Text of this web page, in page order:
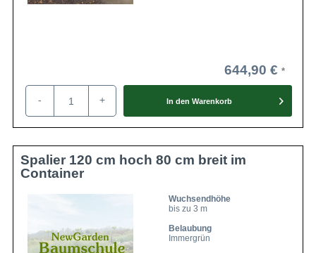
644,90 €
- + In den Warenkorb
Spalier 120 cm hoch 80 cm breit im
Container
Wuchsendhöhe
bis zu 3 m
Belaubung
Immergrün